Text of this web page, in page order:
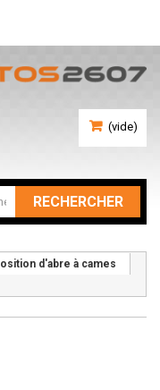
(vide)
RECHERCHER
d'abre à cames